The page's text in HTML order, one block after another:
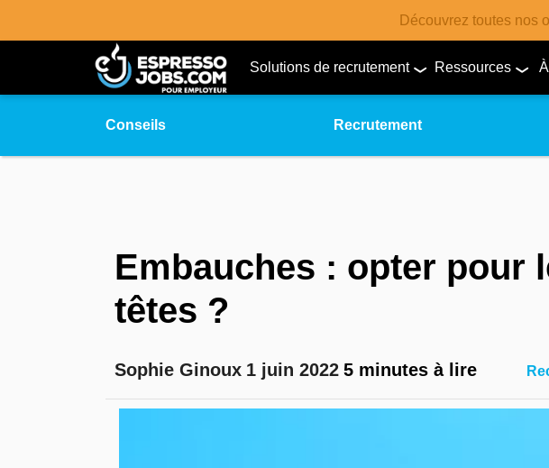
Découvrez toutes nos
Solutions de recrutement Ressources
Conseils Recrutement
Embauches : opter pour
têtes ?
Sophie Ginoux 1 juin 2022 5 minutes à lire